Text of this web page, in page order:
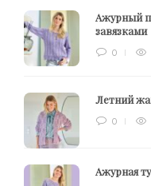
Ажурный
завязками
0
Летний
0
Ажурная